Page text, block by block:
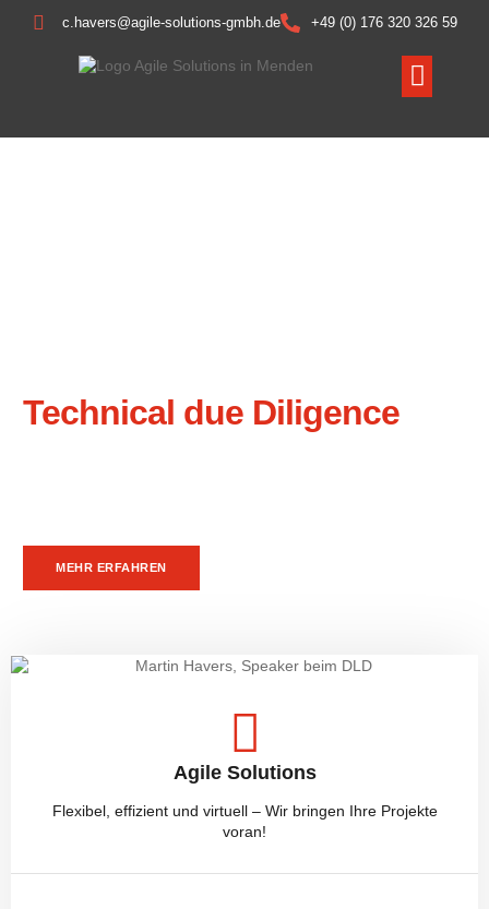
c.havers@agile-solutions-gmbh.de +49 (0) 176 320 326 59
Technical due Diligence
MEHR ERFAHREN
Agile Solutions
Flexibel, effizient und virtuell – Wir bringen Ihre Projekte
voran!